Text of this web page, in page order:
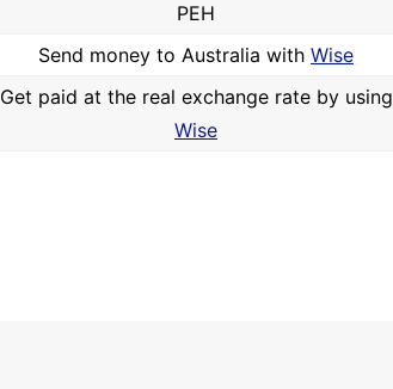
PEH
Send money to Australia with Wise
Get paid at the real exchange rate by using
Wise